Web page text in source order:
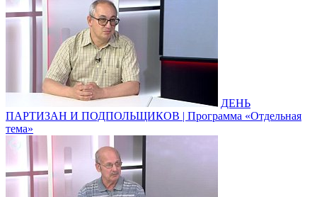
ДЕНЬ
ПАРТИЗАН И ПОДПОЛЬЩИКОВ | Программа «Отдельная
тема»